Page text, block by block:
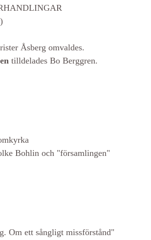
Åsberg omvaldes.
tilldelades Bo Berggren.
Bohlin och "församlingen"
Om ett sångligt missförstånd"